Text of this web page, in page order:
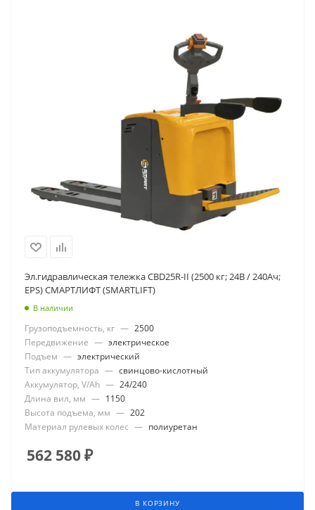
Эл.гидравлическая тележка CBD25R-II (2500 кг; 24В / 240Ач;
EPS) СМАРТЛИФТ (SMARTLIFT)
В наличии
Грузоподъемность, кг — 2500
Передвижение — электрическое
Подъем — электрический
Тип аккумулятора — свинцово-кислотный
Аккумулятор, V/Ah — 24/240
Длина вил, мм — 1150
Высота подъема, мм — 202
Материал рулевых колес — полиуретан
562 580₽
В КОРЗИНУ